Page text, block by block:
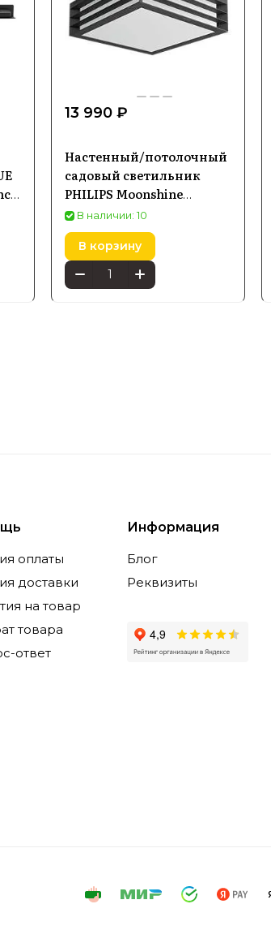
13 990 ₽
Настенный/потолочный
садовый светильник
PHILIPS Moonshine
17350/93/Pn
В наличии: 10
В корзину
оплаты
доставки
на товар
товара
ответ
Информация
Блог
Реквизиты